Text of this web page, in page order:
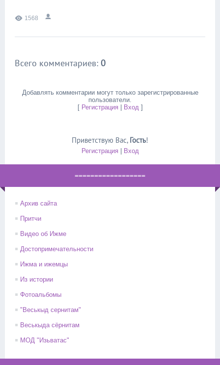
1568
Всего комментариев: 0
Добавлять комментарии могут только зарегистрированные
пользователи.
[ Регистрация| Вход]
Приветствую Вас, Гость!
Регистрация| Вход
==================
Архив сайта
Притчи
Видео об Ижме
Достопримечательности
Ижма и ижемцы
Из истории
Фотоальбомы
"Веськыд сернитам"
Веськыда сёрнитам
МОД "Изьватас"